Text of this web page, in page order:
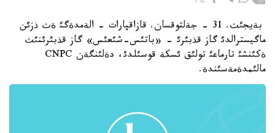
بةيجئث. 31 - جةلتوقسان. قازاقپارات - الةمدةگئ ةث ذزئن
ماگيسترالدئ گاز قذبئرئ - «باتئس-شئعئس» گاز قذبئرئنئث
ةكئنشئ تارماعئ تولئق ئسكة قوسئلدئ، دةلئنگةن CNPC
مالئمدةمةسئندة.